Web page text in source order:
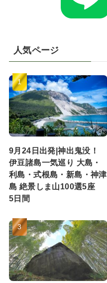
人気ページ
9月24日出発|神出鬼没！
伊豆諸島一気巡り 大島・
利島・式根島・新島・神津
島 絶景しま山100選5座
5日間